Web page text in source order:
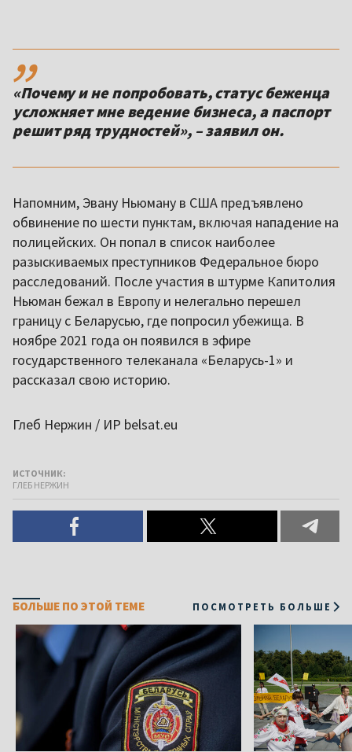
,,
«Почему и не попробовать, статус беженца
усложняет мне ведение бизнеса, а паспорт
решит ряд трудностей», – заявил он.
Напомним, Эвану Ньюману в США предъявлено
обвинение по шести пунктам, включая нападение на
полицейских. Он попал в список наиболее
разыскиваемых преступников Федеральное бюро
расследований. После участия в штурме Капитолия
Ньюман бежал в Европу и нелегально перешел
границу с Беларусью, где попросил убежища. В
ноябре 2021 года он появился в эфире
государственного телеканала «Беларусь-1» и
рассказал свою историю.
Глеб Нержин / ИР belsat.eu
ИСТОЧНИК:
ГЛЕБ НЕРЖИН
БОЛЬШЕ ПО ЭТОЙ ТЕМЕ ПОСМОТРЕТЬ БОЛЬШЕ